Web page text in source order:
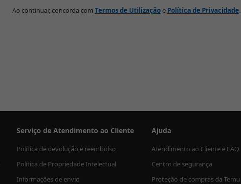
Ao continuar, concorda com Termos de Utilizaçãoe Política de Privacidade.
Serviço de Atendimento ao Cliente
Política de devolução e reembolso
Política de Propriedade Intelectual
Informações de envio
Ajuda
Atendimento ao Cliente e FAQ
Centro de segurança
Proteção de compras da Temu